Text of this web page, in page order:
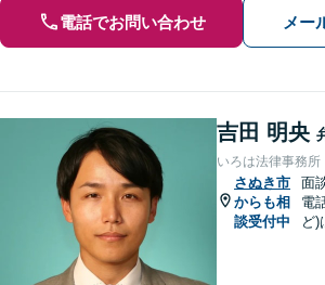
電話でお問い合わせ メー
吉田 明央
いろは法律事務所
さぬき市
からも相
談受付中
面
電
ど)